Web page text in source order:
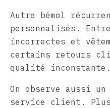
Autre bémol
personnalisés.
incorrectes et
certains retours
qualité inconstante.
On observe aussi
service client.